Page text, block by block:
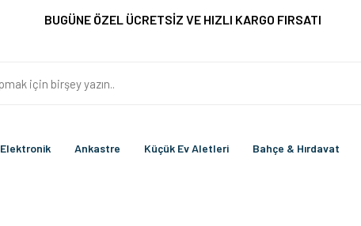
BUGÜNE ÖZEL ÜCRETSİZ VE HIZLI KARGO FIRSATI
Elektronik Ankastre Küçük Ev Aletleri Bahçe & Hırdavat